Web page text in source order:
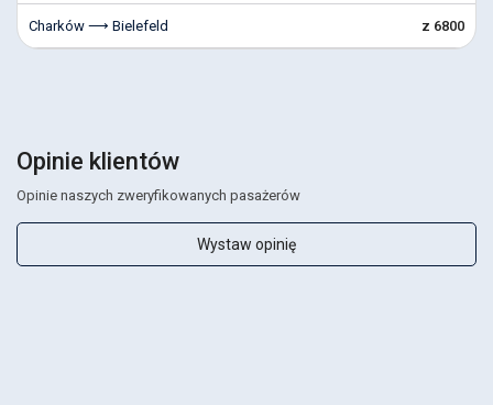
Charków ⟶ Bielefeld z 6800
Opinie klientów
Opinie naszych zweryfikowanych pasażerów
Wystaw opinię